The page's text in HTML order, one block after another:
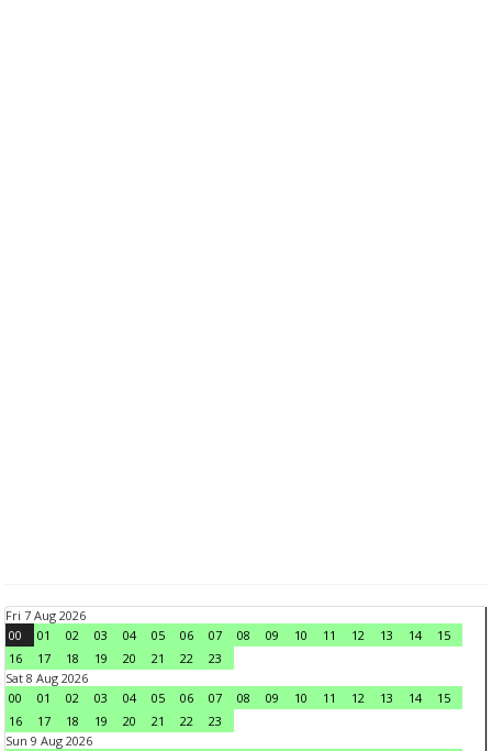
Fri 7 Aug 2026
00
01 02 03 04 05 06 07 08 09 10 11 12 13 14
15
16
17 18 19 20 21 22
23
Sat 8 Aug 2026
00
01 02 03 04 05 06 07 08 09 10 11 12 13 14
15
16
17 18 19 20 21 22
23
Sun 9 Aug 2026